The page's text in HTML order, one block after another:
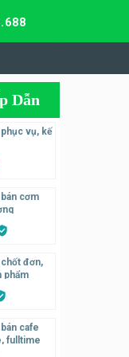
Dẫn
vụ, kế
cơm
đơn,
phẩm
cafe
fulltime